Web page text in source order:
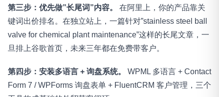
第三步：优先做”长尾词”内容。
在阿里上，你的产品靠关
键词出价排名。在独立站上，一篇针对”stainless steel ball
valve for chemical plant maintenance”这样的长尾文章，一
旦排上谷歌首页，未来三年都在免费带客户。
第四步：安装多语言 + 询盘系统。
WPML 多语言 + Contact
Form 7 / WPForms 询盘表单 + FluentCRM 客户管理，三个